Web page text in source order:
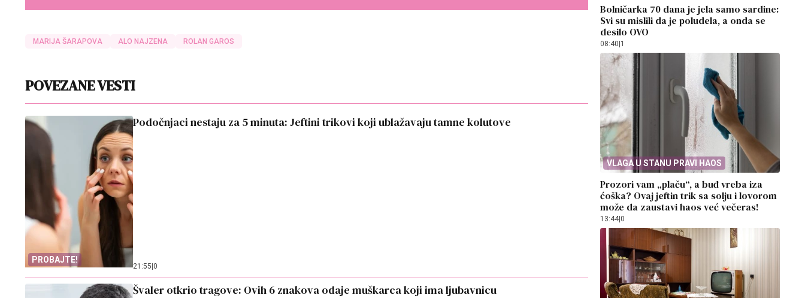
MARIJA ŠARAPOVA ALO NAJZENA ROLAN GAROS
POVEZANE VESTI
PROBAJTE!
Podočnjaci nestaju za 5 minuta: Jeftini trikovi koji ublažavaju tamne kolutove
21:55|0
Švaler otkrio tragove: Ovih 6 znakova odaje muškarca koji ima ljubavnicu
Bolničarka 70 dana je jela samo sardine:
Svi su mislili da je poludela, a onda se
desilo OVO
08:40 1
VLAGA U STANU PRAVI HAOS
Prozori vam „plaču“, a buđ vreba iza
ćoška? Ovaj jeftin trik sa solju i lovorom
može da zaustavi haos već večeras!
13:44 0